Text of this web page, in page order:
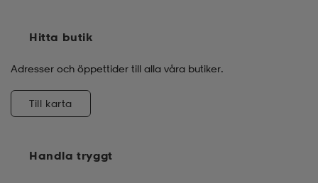
Handla tryggt
Hitta butik
Adresser och öppettider till alla våra butiker.
Till karta